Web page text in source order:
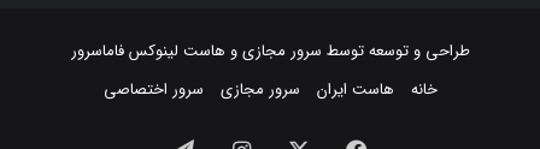
طراحی و توسعه توسط سرور مجازیو هاست لینوکسفاماسرور
خانه
هاست ایران سرور مجازی سرور اختصاصی